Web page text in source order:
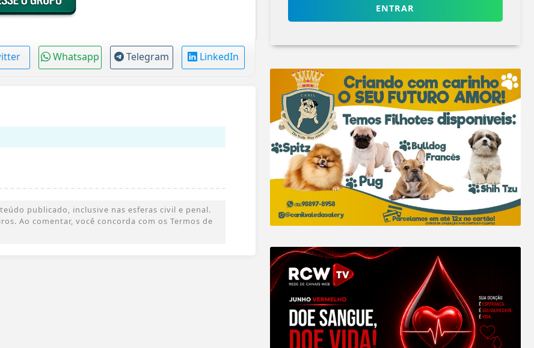
Whatsapp Telegram LinkedIn
publicado, inclusive nas esferas civil e penal.
Ao comentar, você concorda com os Termos de
ENTRAR